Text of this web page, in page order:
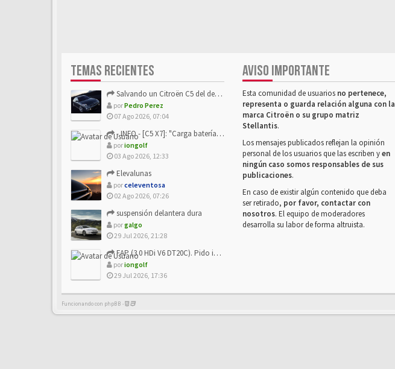
TEMAS RECIENTES
Salvando un Citroën C5 del desguace: Presentación y seguimiento
porPedro Perez
07 Ago 2026, 07:04
- INFO - [C5 X7]: "Carga batería o alimentación eléctri...
poriongolf
03 Ago 2026, 12:33
Elevalunas
porceleventosa
02 Ago 2026, 07:26
suspensión delantera dura
porgalgo
29 Jul 2026, 21:28
FAP (3.0 HDi V6 DT20C). Pido info sobre su sustitución
poriongolf
29 Jul 2026, 17:36
AVISO IMPORTANTE
Esta comunidad de usuarios no pertenece,
representa o guarda relación alguna con la
marca Citroën o su grupo matriz
Stellantis.
Los mensajes publicados reflejan la opinión
personal de los usuarios que las escriben yen
ningún caso somos responsables de sus
publicaciones.
En caso de existir algún contenido que deba
ser retirado, por favor, contactar con
nosotros. El equipo de moderadores
desarrolla su labor de forma altruista.
Funcionando con phpBB -